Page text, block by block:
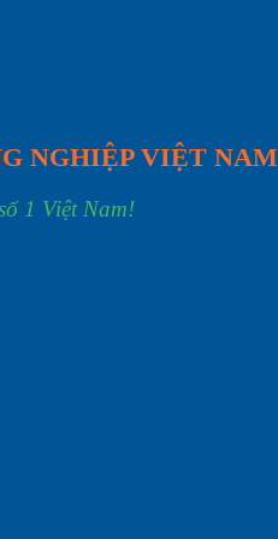
NGHIỆP VIỆT NAM
1 Việt Nam!